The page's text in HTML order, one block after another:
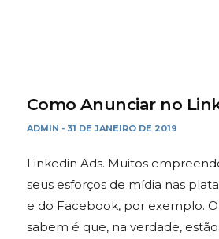
Como Anunciar no
ADMIN - 31 DE JANEIRO DE 2019
Linkedin Ads. Muitos
seus esforços de mídia nas
e do Facebook, por exemplo.
sabem é que, na verdade,